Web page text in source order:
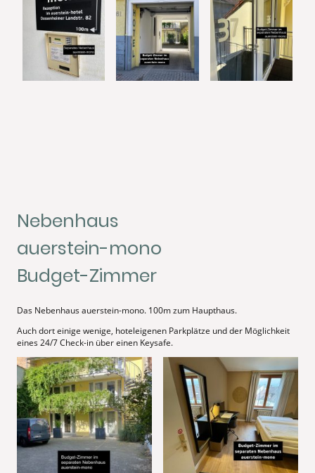
Nebenhaus
auerstein-mono
Budget-Zimmer
Das Nebenhaus auerstein-mono. 100m zum Haupthaus.
Auch dort einige wenige, hoteleigenen Parkplätze und der Möglichkeit
eines 24/7 Check-in über einen Keysafe.